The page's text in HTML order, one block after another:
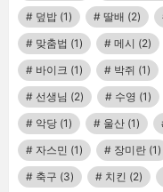
덮밥 (1) 딸배 (2)
맞춤법 (1) 메시 (2)
바이크 (1) 박쥐 (1)
선생님 (2) 수영 (1)
악당 (1) 울산 (1)
자스민 (1) 장미란 (1)
축구 (3) 치킨 (2)